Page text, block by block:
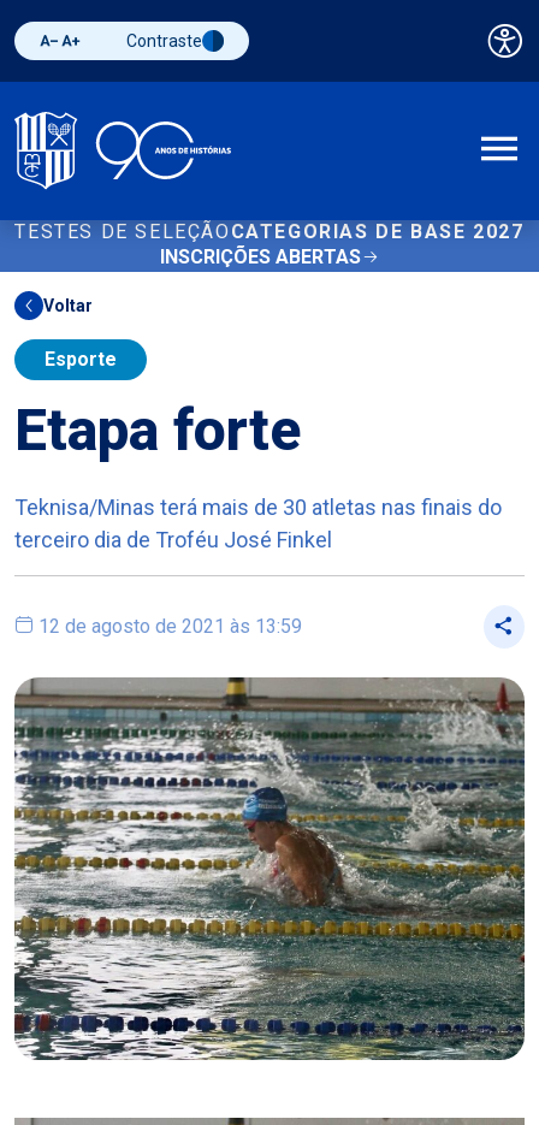
Diminuir fonte
Aumentar fonteAlternar contraste
Contraste
TESTES DE SELEÇÃO CATEGORIAS DE BASE 2027
INSCRIÇÕES ABERTAS
Voltar
Esporte
Etapa forte
Teknisa/Minas terá mais de 30 atletas nas finais do
terceiro dia de Troféu José Finkel
12 de agosto de 2021 às 13:59